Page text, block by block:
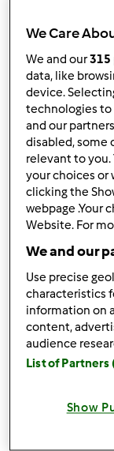
Praliny
370g
30g
40g masła
150g
We Care
We and our315
data, like
device.
technologies to
and our
disabled, some
relevant to you.
your choices or
clicking the
webpage .Your
Website. For
We and our
Use precise
characteristics
information on
content,
audience
List of Partners
Show